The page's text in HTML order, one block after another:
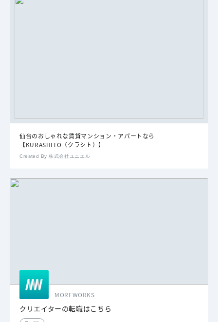
仙台のおしゃれな賃貸マンション・アパートなら
【KURASHITO（クラシト）】
Created By 株式会社ユニエル
MOREWORKS
クリエイターの転職はこちら